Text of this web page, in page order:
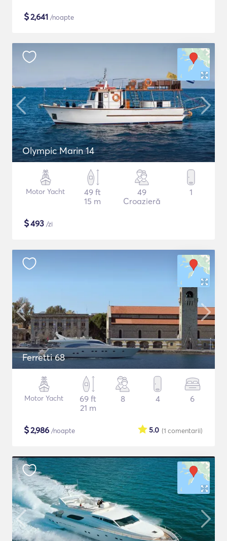
$2,641 /noapte
Olympic Marin 14
Motor Yacht
49 ft
15 m
49
Croazieră
1
$493 /zi
Ferretti 68
Motor Yacht
69 ft
21 m
8 4 6
$2,986 /noapte (1 comentarii)
5.0